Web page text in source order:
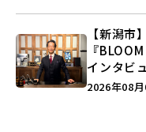
【新潟
『
インタビ
つくる装
2026年08